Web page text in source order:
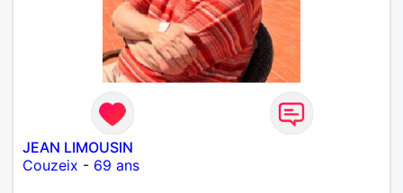
JEAN LIMOUSIN
Couzeix - 69 ans